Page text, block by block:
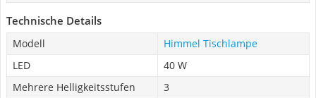
Technische Details
Modell
Himmel Tischlampe
LED
40 W
Mehrere Helligkeitsstufen
3